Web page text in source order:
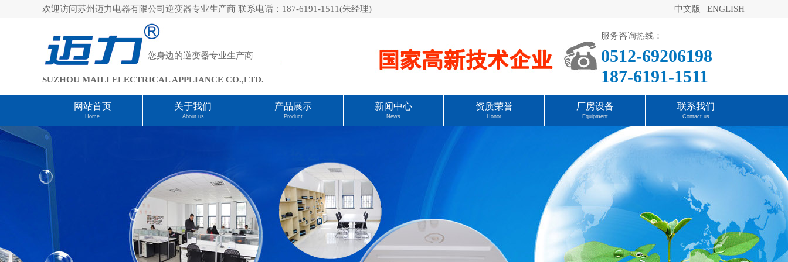
欢迎访问苏州迈力电器有限公司逆变器专业生产商 联系电话：187-6191-1511(朱经理) 中文版 | ENGLISH
您身边的逆变器专业生产商
SUZHOU MAILI ELECTRICAL APPLIANCE CO.,LTD.
服务咨询热线：
0512-69206198
187-6191-1511
网站首页
Home
关于我们
About us
产品展示
Product
新闻中心
News
资质荣誉
Honor
厂房设备
Equipment
联系我们
Contact us